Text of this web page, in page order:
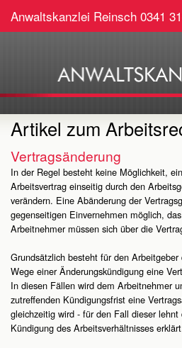
Anwaltskanzlei Reinsch 0341
Arbeitsrecht
Sozialrecht
Kontakt
Artikel zum
Vertragsänderung
In der Regel besteht keine Möglichkeit,
Arbeitsvertrag einseitig durch den
verändern. Eine Abänderung der
gegenseitigen Einvernehmen möglich,
Arbeitnehmer müssen sich über die
Grundsätzlich besteht für den
Wege einer Änderungskündigung eine
In diesen Fällen wird dem Arbeitnehmer
zutreffenden Kündigungsfrist eine
gleichzeitig wird - für den Fall dieser
Kündigung des Arbeitsverhältnisses